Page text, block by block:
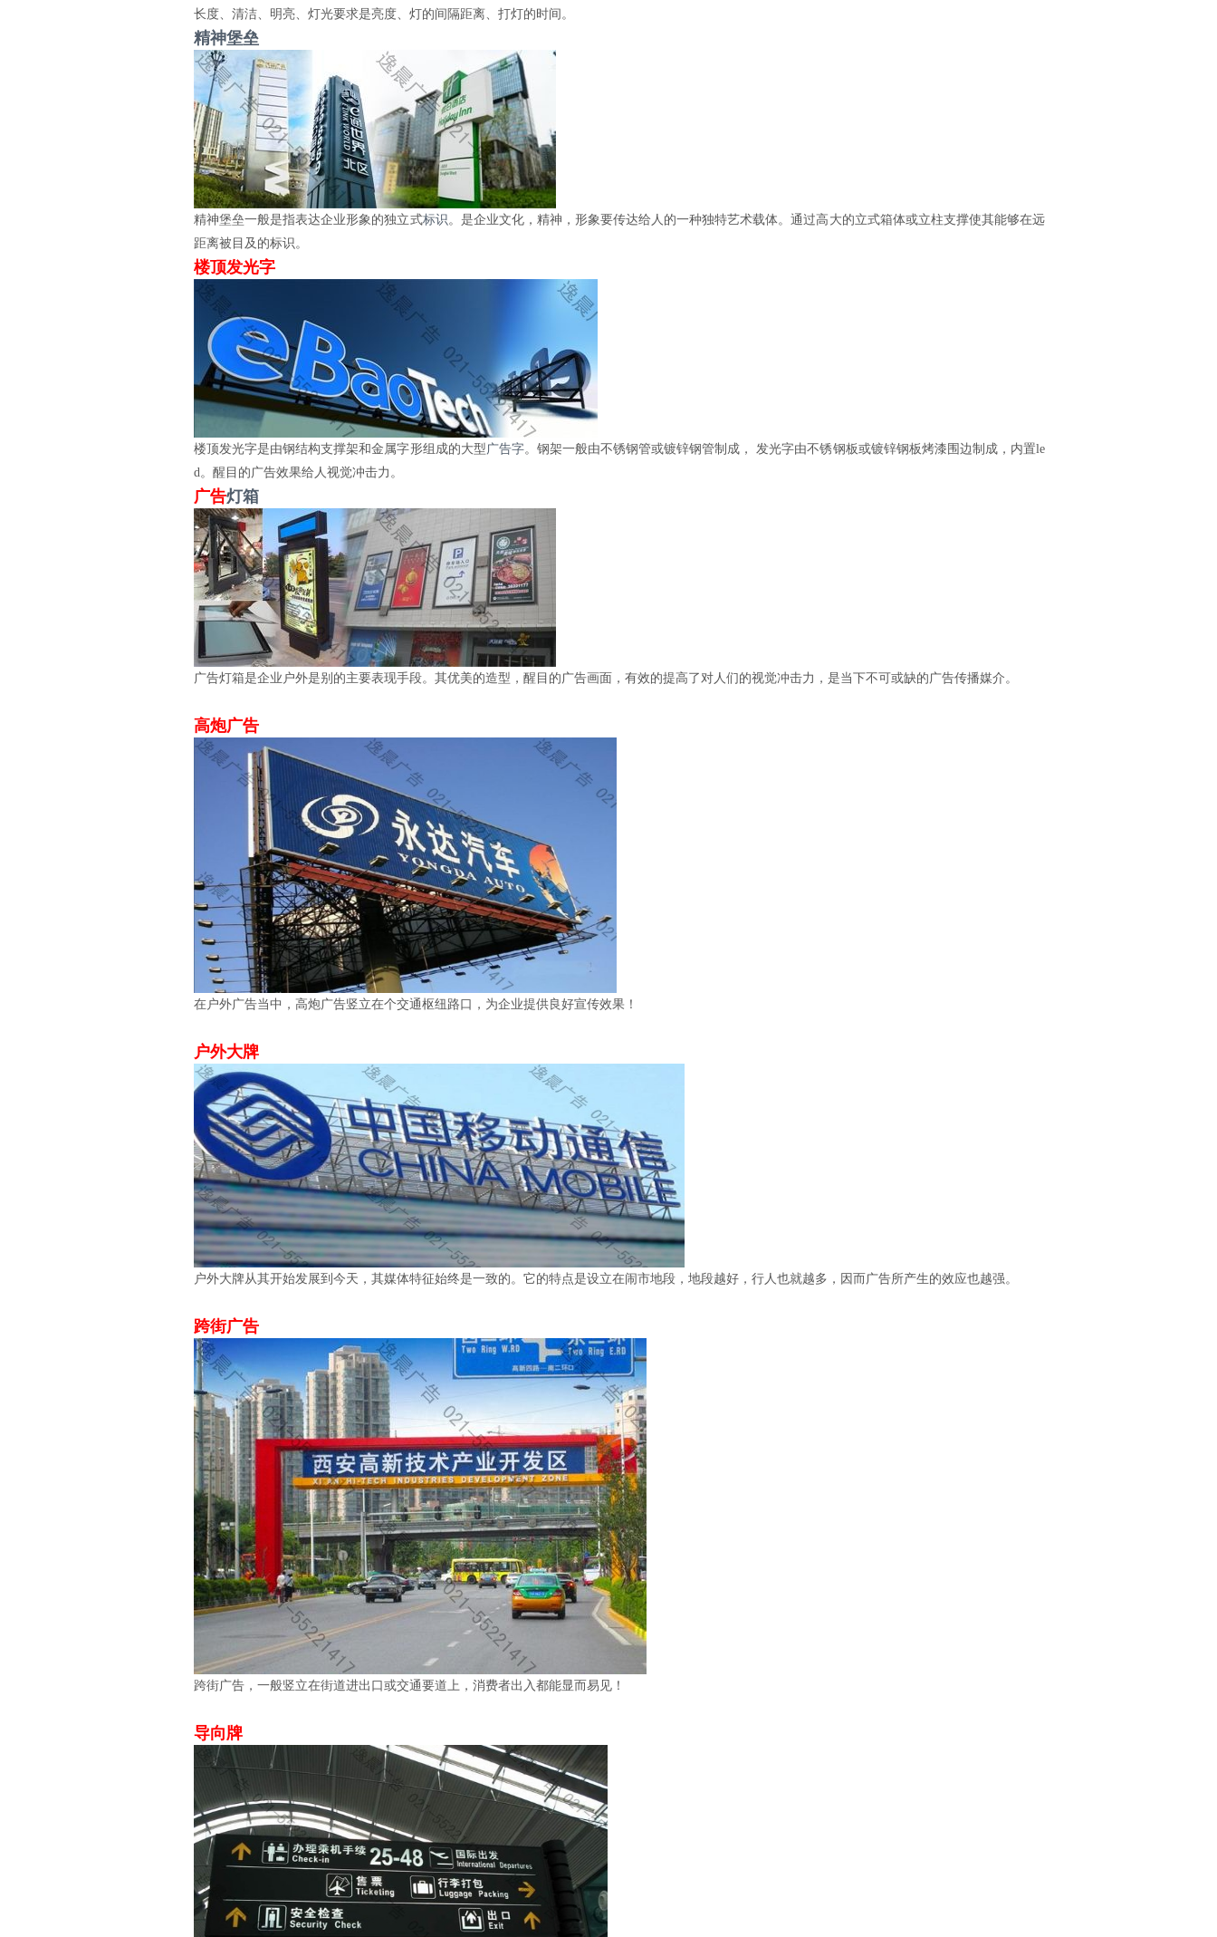
长度、清洁、明亮、灯光要求是亮度、灯的间隔距离、打灯的时间。
精神堡垒
精神堡垒一般是指表达企业形象的独立式标识。是企业文化，精神，形象要传达给人的一种独特艺术载体。通过高大的立式箱体或立柱支撑使其能够在远
距离被目及的标识。
楼顶发光字
楼顶发光字是由钢结构支撑架和金属字形组成的大型广告字。钢架一般由不锈钢管或镀锌钢管制成， 发光字由不锈钢板或镀锌钢板烤漆围边制成，内置le
d。醒目的广告效果给人视觉冲击力。
广告灯箱
广告灯箱是企业户外是别的主要表现手段。其优美的造型，醒目的广告画面，有效的提高了对人们的视觉冲击力，是当下不可或缺的广告传播媒介。
高炮广告
在户外广告当中，高炮广告竖立在个交通枢纽路口，为企业提供良好宣传效果！
户外大牌
户外大牌从其开始发展到今天，其媒体特征始终是一致的。它的特点是设立在闹市地段，地段越好，行人也就越多，因而广告所产生的效应也越强。
跨街广告
跨街广告，一般竖立在街道进出口或交通要道上，消费者出入都能显而易见！
导向牌